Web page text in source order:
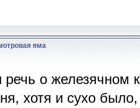
яма
речь о железячном
хотя и сухо